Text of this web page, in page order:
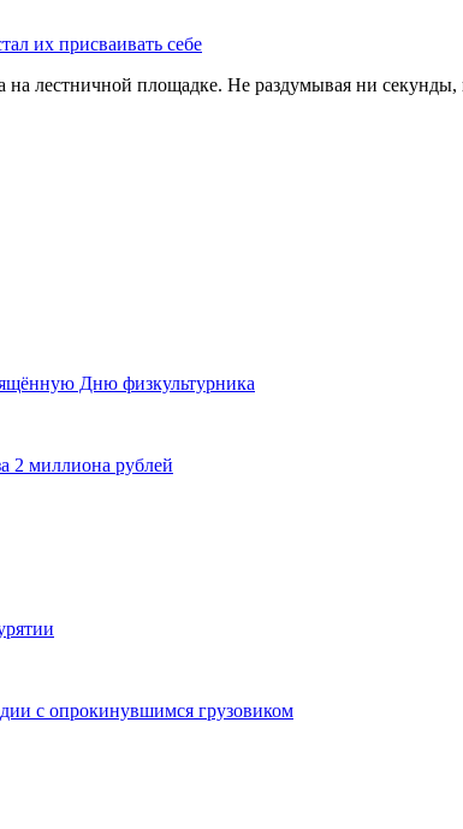
их присваивать себе
лестничной площадке. Не раздумывая ни
Дню физкультурника
2 миллиона рублей
с опрокинувшимся грузовиком